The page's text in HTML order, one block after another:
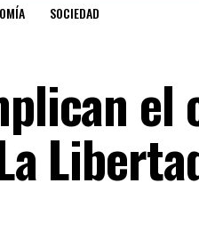
SOCIEDAD
el